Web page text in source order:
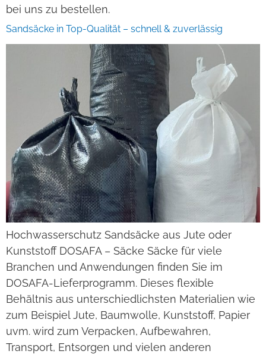
bei uns zu bestellen.
Sandsäcke in Top-Qualität – schnell & zuverlässig
Hochwasserschutz Sandsäcke aus Jute oder
Kunststoff DOSAFA – Säcke Säcke für viele
Branchen und Anwendungen finden Sie im
DOSAFA-Lieferprogramm. Dieses flexible
Behältnis aus unterschiedlichsten Materialien wie
zum Beispiel Jute, Baumwolle, Kunststoff, Papier
uvm. wird zum Verpacken, Aufbewahren,
Transport, Entsorgen und vielen anderen